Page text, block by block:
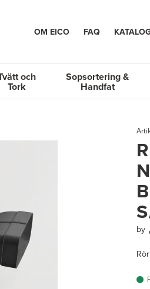
OM EICO FAQ
och
Tork
och Tork
Sopsortering &
Handfat
by